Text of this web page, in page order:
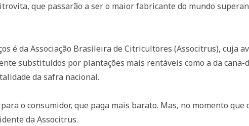
que passarão a ser o maior fabricante do mundo
é da Associação Brasileira de Citricultores (Associtrus), cuja
substituídos por plantações mais rentáveis como a da
da safra nacional.
o consumidor, que paga mais barato. Mas, no momento
da Associtrus.